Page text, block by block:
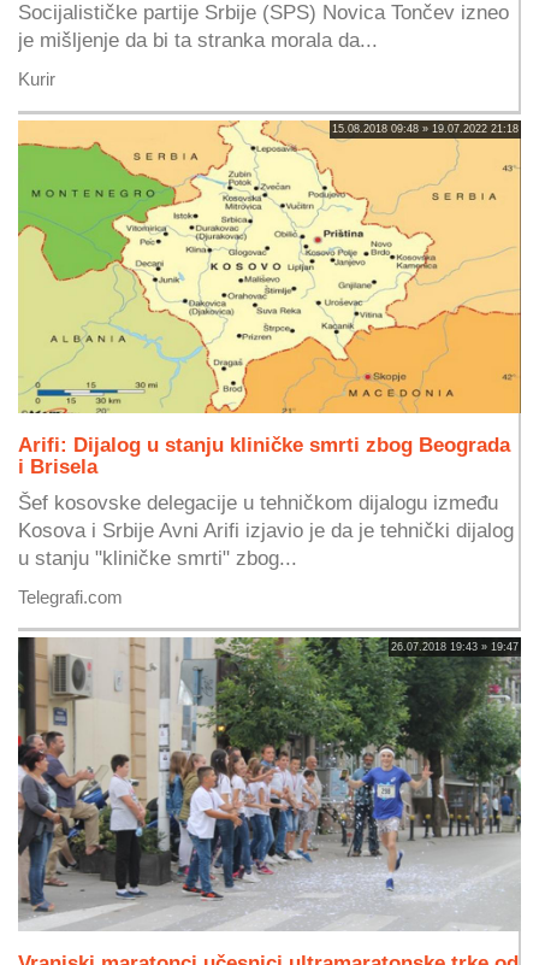
Socijalističke partije Srbije (SPS) Novica Tončev izneo
je mišljenje da bi ta stranka morala da...
Kurir
15.08.2018 09:48 » 19.07.2022 21:18
Arifi: Dijalog u stanju kliničke smrti zbog Beograda
i Brisela
Šef kosovske delegacije u tehničkom dijalogu između
Kosova i Srbije Avni Arifi izjavio je da je tehnički dijalog
u stanju "kliničke smrti" zbog...
Telegrafi.com
26.07.2018 19:43 » 19:47